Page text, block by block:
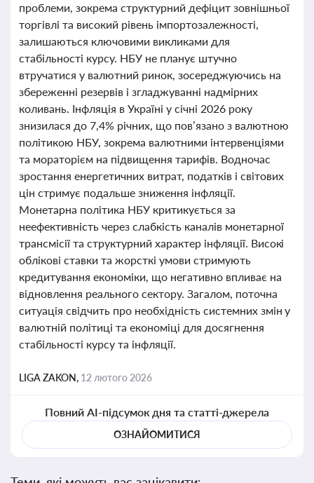
проблеми, зокрема структурний дефіцит зовнішньої
торгівлі та високий рівень імпортозалежності,
залишаються ключовими викликами для
стабільності курсу. НБУ не планує штучно
втручатися у валютний ринок, зосереджуючись на
збереженні резервів і згладжуванні надмірних
коливань. Інфляція в Україні у січні 2026 року
знизилася до 7,4% річних, що пов’язано з валютною
політикою НБУ, зокрема валютними інтервенціями
та мораторієм на підвищення тарифів. Водночас
зростання енергетичних витрат, податків і світових
цін стримує подальше зниження інфляції.
Монетарна політика НБУ критикується за
неефективність через слабкість каналів монетарної
трансмісії та структурний характер інфляції. Високі
облікові ставки та жорсткі умови стримують
кредитування економіки, що негативно впливає на
відновлення реального сектору. Загалом, поточна
ситуація свідчить про необхідність системних змін у
валютній політиці та економіці для досягнення
стабільності курсу та інфляції.
LIGA ZAKON, 12 лютого 2026
Повний AI-підсумок дня та статті-джерела
ОЗНАЙОМИТИСЯ